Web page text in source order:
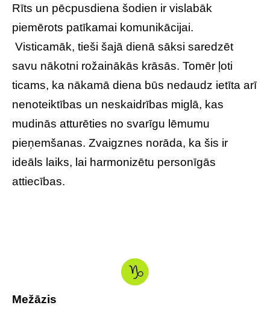
Rīts un pēcpusdiena šodien ir vislabāk
piemērots patīkamai komunikācijai.
Visticamāk, tieši šajā dienā sāksi saredzēt
savu nākotni rožainākās krāsās. Tomēr ļoti
ticams, ka nākamā diena būs nedaudz ietīta arī
nenoteiktības un neskaidrības miglā, kas
mudinās atturēties no svarīgu lēmumu
pieņemšanas. Zvaigznes norāda, ka šis ir
ideāls laiks, lai harmonizētu personīgās
attiecības.
Mežāzis